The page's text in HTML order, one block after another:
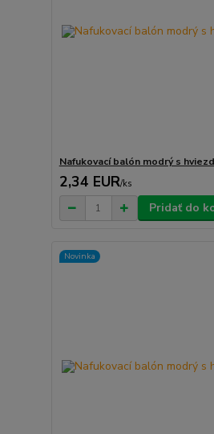
Nafukovací balón modrý s
2,34 EUR/ks
Pridať do
Novinka